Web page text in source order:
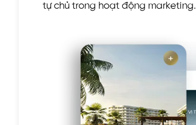
tự chủ trong hoạt động marketing.